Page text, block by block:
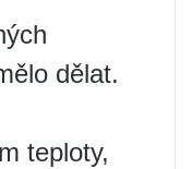
dělat.
teploty,